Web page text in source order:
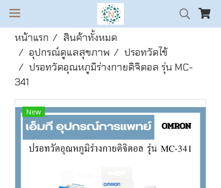
หน้าแรก
สินค้าทั้งหมด
อุปกรณ์ดูแลสุขภาพ
ปรอทวัดไข้
ปรอทวัดอุณหภูมิร่างกายดิจิตอล รุ่น MC-
341
New